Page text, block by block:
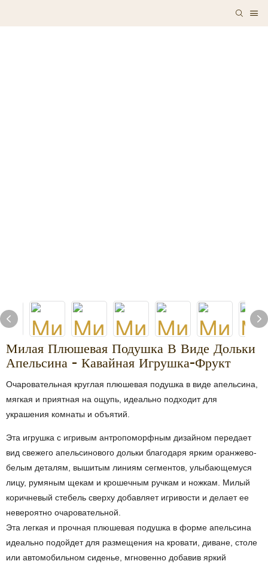
Милая Плюшевая Подушка В Виде Дольки
Апельсина - Кавайная Игрушка-Фрукт
Очаровательная круглая плюшевая подушка в виде апельсина,
мягкая и приятная на ощупь, идеально подходит для
украшения комнаты и объятий.
Эта игрушка с игривым антропоморфным дизайном передает
вид свежего апельсинового дольки благодаря ярким оранжево-
белым деталям, вышитым линиям сегментов, улыбающемуся
лицу, румяным щекам и крошечным ручкам и ножкам. Милый
коричневый стебель сверху добавляет игривости и делает ее
невероятно очаровательной.
Эта легкая и прочная плюшевая подушка в форме апельсина
идеально подойдет для размещения на кровати, диване, столе
или автомобильном сиденье, мгновенно добавив яркий